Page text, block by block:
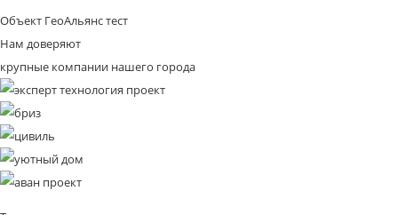
Объект ГеоАльянс тест
Нам доверяют
крупные компании нашего города